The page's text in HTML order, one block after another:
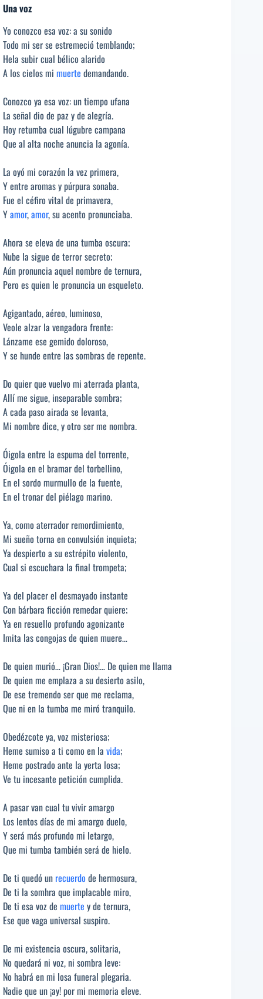
Una voz
Yo conozco esa voz: a su sonido
Todo mi ser se estremeció temblando;
Hela subir cual bélico alarido
A los cielos mi muerte demandando.
Conozco ya esa voz: un tiempo ufana
La señal dio de paz y de alegría.
Hoy retumba cual lúgubre campana
Que al alta noche anuncia la agonía.
La oyó mi corazón la vez primera,
Y entre aromas y púrpura sonaba.
Fue el céfiro vital de primavera,
Yamor,amor, su acento pronunciaba.
Ahora se eleva de una tumba oscura;
Nube la sigue de terror secreto;
Aún pronuncia aquel nombre de ternura,
Pero es quien le pronuncia un esqueleto.
Agigantado, aéreo, luminoso,
Veole alzar la vengadora frente:
Lánzame ese gemido doloroso,
Y se hunde entre las sombras de repente.
Do quier que vuelvo mi aterrada planta,
Allí me sigue, inseparable sombra;
A cada paso airada se levanta,
Mi nombre dice, y otro ser me nombra.
Óigola entre la espuma del torrente,
Óigola en el bramar del torbellino,
En el sordo murmullo de la fuente,
En el tronar del piélago marino.
Ya, como aterrador remordimiento,
Mi sueño torna en convulsión inquieta;
Ya despierto a su estrépito violento,
Cual si escuchara la final trompeta;
Ya del placer el desmayado instante
Con bárbara ficción remedar quiere;
Ya en resuello profundo agonizante
Imita las congojas de quien muere…
De quien murió… ¡Gran Dios!… De quien me llama
De quien me emplaza a su desierto asilo,
De ese tremendo ser que me reclama,
Que ni en la tumba me miró tranquilo.
Obedézcote ya, voz misteriosa;
Heme sumiso a ti como en la vida;
Heme postrado ante la yerta losa;
Ve tu incesante petición cumplida.
A pasar van cual tu vivir amargo
Los lentos días de mi amargo duelo,
Y será más profundo mi letargo,
Que mi tumba también será de hielo.
De ti quedó un recuerdo de hermosura,
De ti la somhra que implacable miro,
De ti esa voz de muerte y de ternura,
Ese que vaga universal suspiro.
De mi existencia oscura, solitaria,
No quedará ni voz, ni sombra leve:
No habrá en mi losa funeral plegaria.
Nadie que un ¡ay! por mi memoria eleve.